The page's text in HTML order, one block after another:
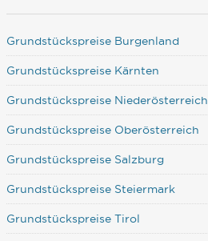
Grundstückspreise Burgenland
Grundstückspreise Kärnten
Grundstückspreise Niederösterreich
Grundstückspreise Oberösterreich
Grundstückspreise Salzburg
Grundstückspreise Steiermark
Grundstückspreise Tirol